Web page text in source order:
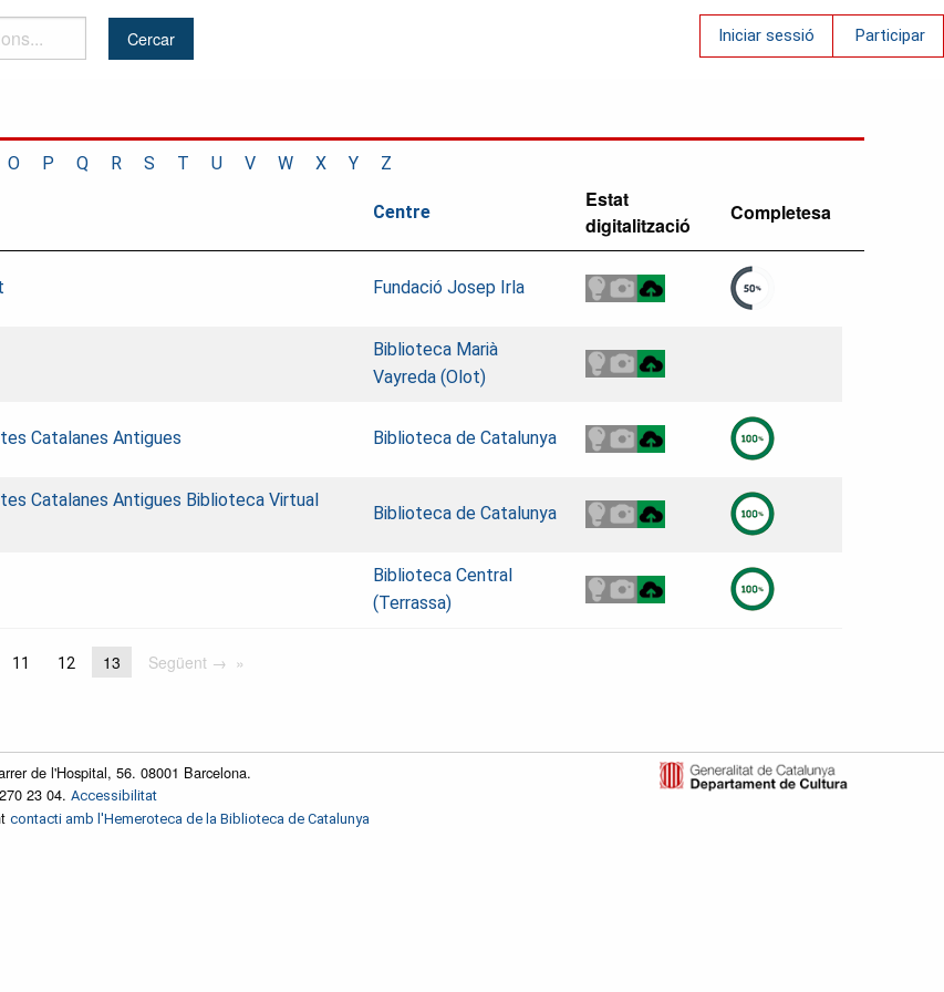
Iniciar sessió Participar
O P Q R S T U V W X Y Z
Centre
Estat
digitalització
Completesa
Fundació Josep Irla
Biblioteca Marià
Vayreda (Olot)
Catalanes Antigues Biblioteca de Catalunya
Catalanes Antigues Biblioteca Virtual
Biblioteca de Catalunya
Biblioteca Central
(Terrassa)
11 12 13 Següent →
de l'Hospital, 56. 08001 Barcelona.
23 04. Accessibilitat
contacti amb l'Hemeroteca de la Biblioteca de Catalunya